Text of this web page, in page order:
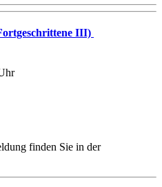
III)
finden Sie in der